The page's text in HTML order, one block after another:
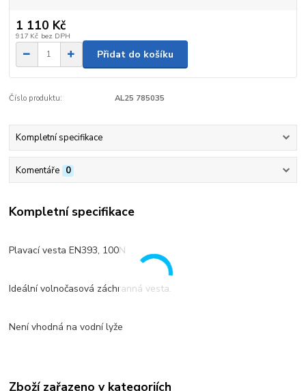
1 110 Kč
917 Kč bez DPH
Přidat do košíku
Číslo produktu: AL25 785035
Kompletní specifikace
Komentáře 0
Kompletní specifikace
Plavací vesta EN393, 100N
Ideální volnočasová záchranná vesta.
Není vhodná na vodní lyže
Zboží zařazeno v kategoriích